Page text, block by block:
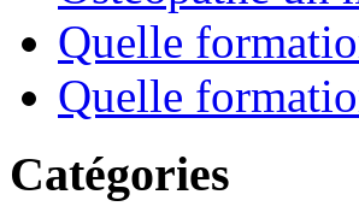
Quelle
Quelle
Catégories